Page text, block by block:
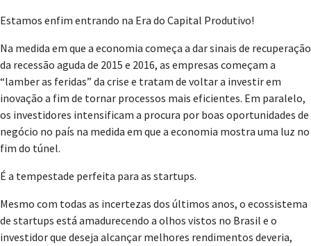
Estamos enfim entrando na Era do Capital Produtivo!
Na medida em que a economia começa a dar sinais de recuperação
da recessão aguda de 2015 e 2016, as empresas começam a
“lamber as feridas” da crise e tratam de voltar a investir em
inovação a fim de tornar processos mais eficientes. Em paralelo,
os investidores intensificam a procura por boas oportunidades de
negócio no país na medida em que a economia mostra uma luz no
fim do túnel.
É a tempestade perfeita para as startups.
Mesmo com todas as incertezas dos últimos anos, o ecossistema
de startups está amadurecendo a olhos vistos no Brasil e o
investidor que deseja alcançar melhores rendimentos deveria,